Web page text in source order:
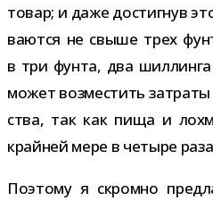
товар; и даже достиг­нув
ва­ются не свыше трех
в три фунта, два
может воз­ме­стить
ства, так как пища и
край­ней мере в четыре
Поэтому я скромно